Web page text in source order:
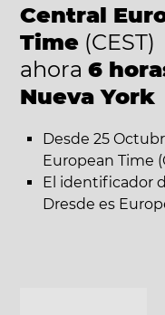
Central
Time (CEST)
ahora 6
Nueva York
Desde 25
European Time
El identificador
Dresde es